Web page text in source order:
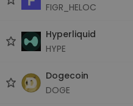
FIGR_HELOC
Hyperliquid
HYPE
Dogecoin
DOGE